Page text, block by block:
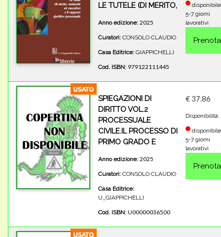
LE TUTELE (DI MERITO,
Anno edizione: 2025
Curatori: CONSOLO CLAUDIO
Casa Editrice: GIAPPICHELLI
Cod. ISBN: 979122111445
5-7 giorni
lavorativi
SPIEGAZIONI DI
DIRITTO VOL.2
PROCESSUALE
CIVILE.IL PROCESSO DI
PRIMO GRADO E
Anno edizione: 2025
Curatori: CONSOLO CLAUDIO
Casa Editrice:
U_GIAPPICHELLI
Cod. ISBN: U00000036500
€ 37.86
Disponibilità:
5-7 giorni
lavorativi